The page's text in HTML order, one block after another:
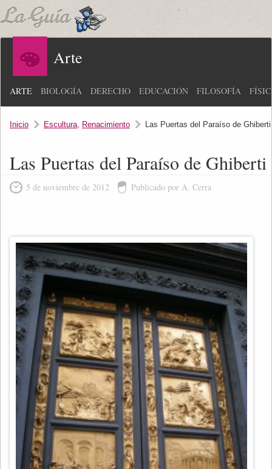
Arte
ARTE BIOLOGÍA DERECHO EDUCACIÓN FILOSOFÍA
Inicio Escultura, Renacimiento Las Puertas del Paraíso de Ghiberti
Las Puertas del Paraíso de Ghiberti
5 de noviembre de 2012 Publicado por A. Cerra